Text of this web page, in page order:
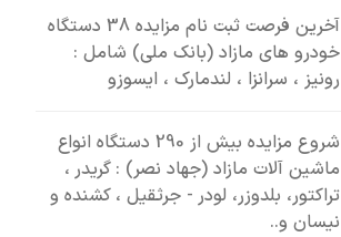
آخرین فرصت ثبت نام مزایده 38 دستگاه
خودرو های مازاد (بانک ملی) شامل :
رونیز ، سرانزا ، لندمارک ، ایسوزو
شروع مزایده بیش از 290 دستگاه انواع
ماشین آلات مازاد (جهاد نصر) : گریدر ،
تراکتور، بلدوزر، لودر - جرثقیل ، کشنده و
نیسان و..